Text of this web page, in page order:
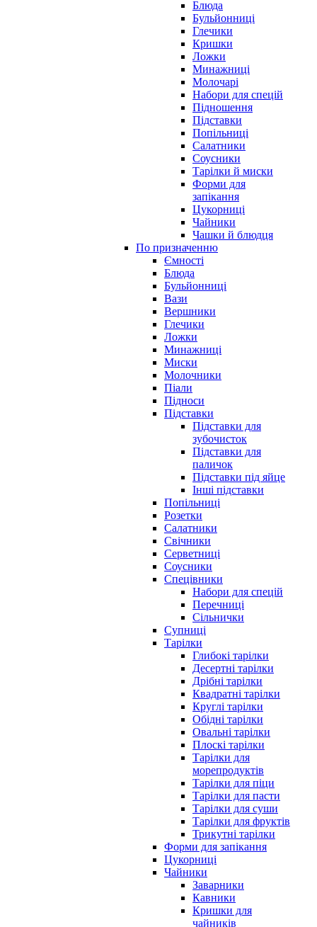
Блюда
Бульйонниці
Глечики
Кришки
Ложки
Минажниці
Молочарі
Набори для спецій
Підношення
Підставки
Попільниці
Салатники
Соусники
Тарілки й миски
Форми для
запікання
Цукорниці
Чайники
Чашки й блюдця
По призначенню
Ємності
Блюда
Бульйонниці
Вази
Вершники
Глечики
Ложки
Минажниці
Миски
Молочники
Піали
Підноси
Підставки
Підставки для
зубочисток
Підставки для
паличок
Підставки під яйце
Інші підставки
Попільниці
Розетки
Салатники
Свічники
Серветниці
Соусники
Спецівники
Набори для спецій
Перечниці
Сільнички
Супниці
Тарілки
Глибокі тарілки
Десертні тарілки
Дрібні тарілки
Квадратні тарілки
Круглі тарілки
Обідні тарілки
Овальні тарілки
Плоскі тарілки
Тарілки для
морепродуктів
Тарілки для піци
Тарілки для пасти
Тарілки для суши
Тарілки для фруктів
Трикутні тарілки
Форми для запікання
Цукорниці
Чайники
Заварники
Кавники
Кришки для
чайників